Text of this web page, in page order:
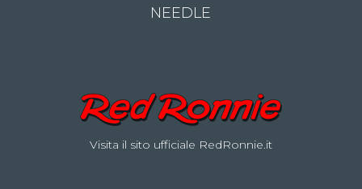
NEEDLE
Visita il sito ufficiale RedRonnie.it